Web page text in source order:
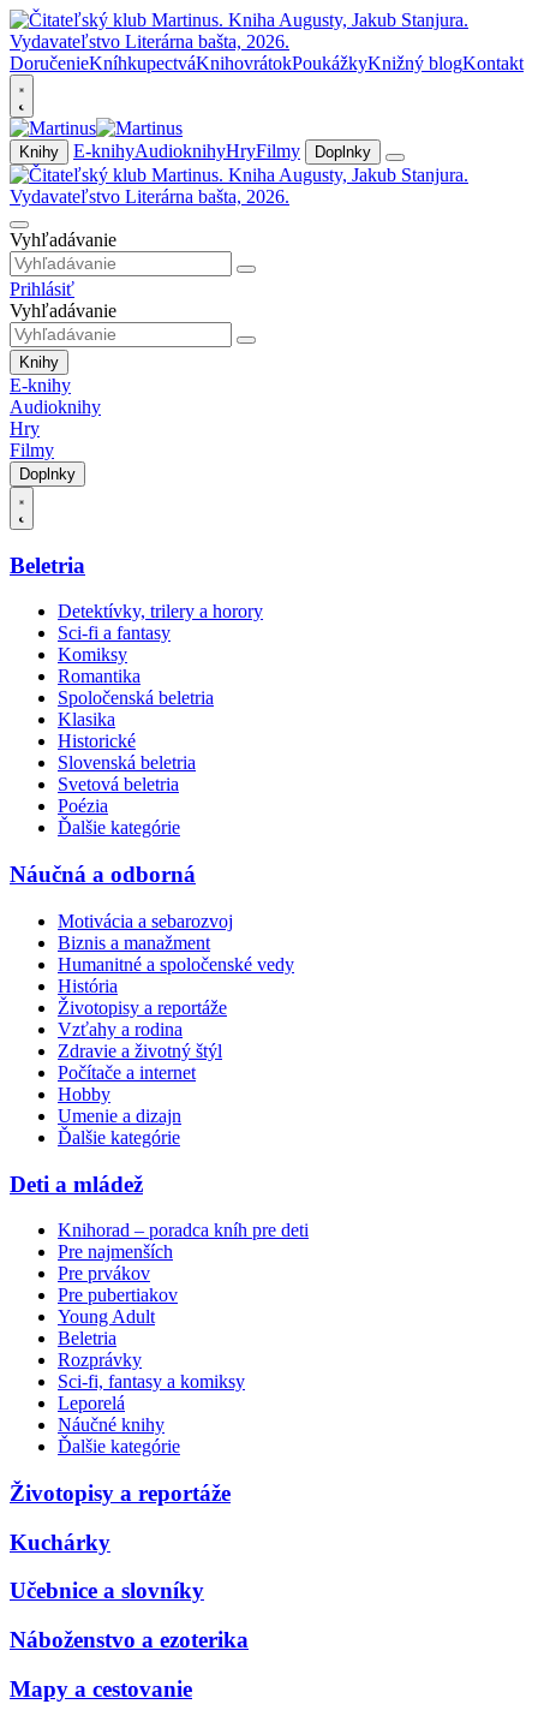
DoručenieKníhkupectváKnihovrátokPoukážkyKnižný blogKontakt
Knihy E-knihyAudioknihyHryFilmy Doplnky
Vyhľadávanie
Prihlásiť
Vyhľadávanie
Knihy
E-knihy
Audioknihy
Hry
Filmy
Doplnky
Beletria
Detektívky, trilery a horory
Sci-fi a fantasy
Komiksy
Romantika
Spoločenská beletria
Klasika
Historické
Slovenská beletria
Svetová beletria
Poézia
Ďalšie kategórie
Náučná a odborná
Motivácia a sebarozvoj
Biznis a manažment
Humanitné a spoločenské vedy
História
Životopisy a reportáže
Vzťahy a rodina
Zdravie a životný štýl
Počítače a internet
Hobby
Umenie a dizajn
Ďalšie kategórie
Deti a mládež
Knihorad – poradca kníh pre deti
Pre najmenších
Pre prvákov
Pre pubertiakov
Young Adult
Beletria
Rozprávky
Sci-fi, fantasy a komiksy
Leporelá
Náučné knihy
Ďalšie kategórie
Životopisy a reportáže
Kuchárky
Učebnice a slovníky
Náboženstvo a ezoterika
Mapy a cestovanie